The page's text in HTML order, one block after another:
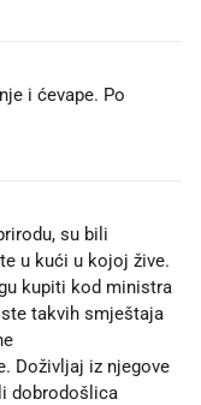
i ćevape. Po
su bili
u kući u kojoj žive.
kupiti kod ministra
takvih smještaja
Doživljaj iz njegove
dobrodošlica